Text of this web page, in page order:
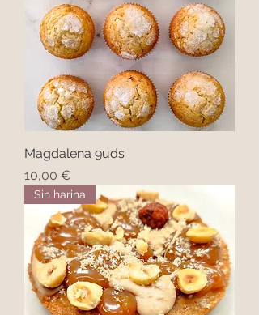
Magdalena 9uds
Precio
10,00 €
Sin harina